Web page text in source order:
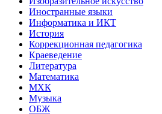
Иностранные языки
Информатика и ИКТ
История
Коррекционная педагогика
Краеведение
Литература
Математика
МХК
Музыка
ОБЖ